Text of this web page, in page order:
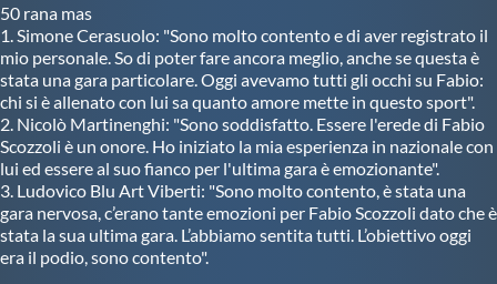
50 rana mas
1. Simone Cerasuolo: "Sono molto contento e di aver registrato il
mio personale. So di poter fare ancora meglio, anche se questa è
stata una gara particolare. Oggi avevamo tutti gli occhi su Fabio:
chi si è allenato con lui sa quanto amore mette in questo sport".
2. Nicolò Martinenghi: "Sono soddisfatto. Essere l'erede di Fabio
Scozzoli è un onore. Ho iniziato la mia esperienza in nazionale con
lui ed essere al suo fianco per l'ultima gara è emozionante".
3. Ludovico Blu Art Viberti: "Sono molto contento, è stata una
gara nervosa, c’erano tante emozioni per Fabio Scozzoli dato che è
stata la sua ultima gara. L’abbiamo sentita tutti. L’obiettivo oggi
era il podio, sono contento".